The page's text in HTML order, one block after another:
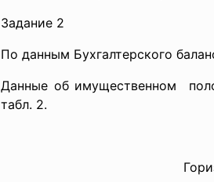
Задание 2
По данным Бухгалтерского
Данные об имущественном
табл. 2.